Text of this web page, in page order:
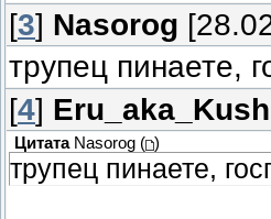
[3] Nasorog
трупец пинаете,
[4]
Цитата Nasorog ( )
трупец пинаете,